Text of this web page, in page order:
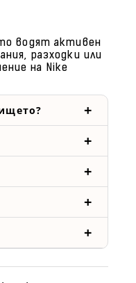
водят активен
разходки или
на Nike